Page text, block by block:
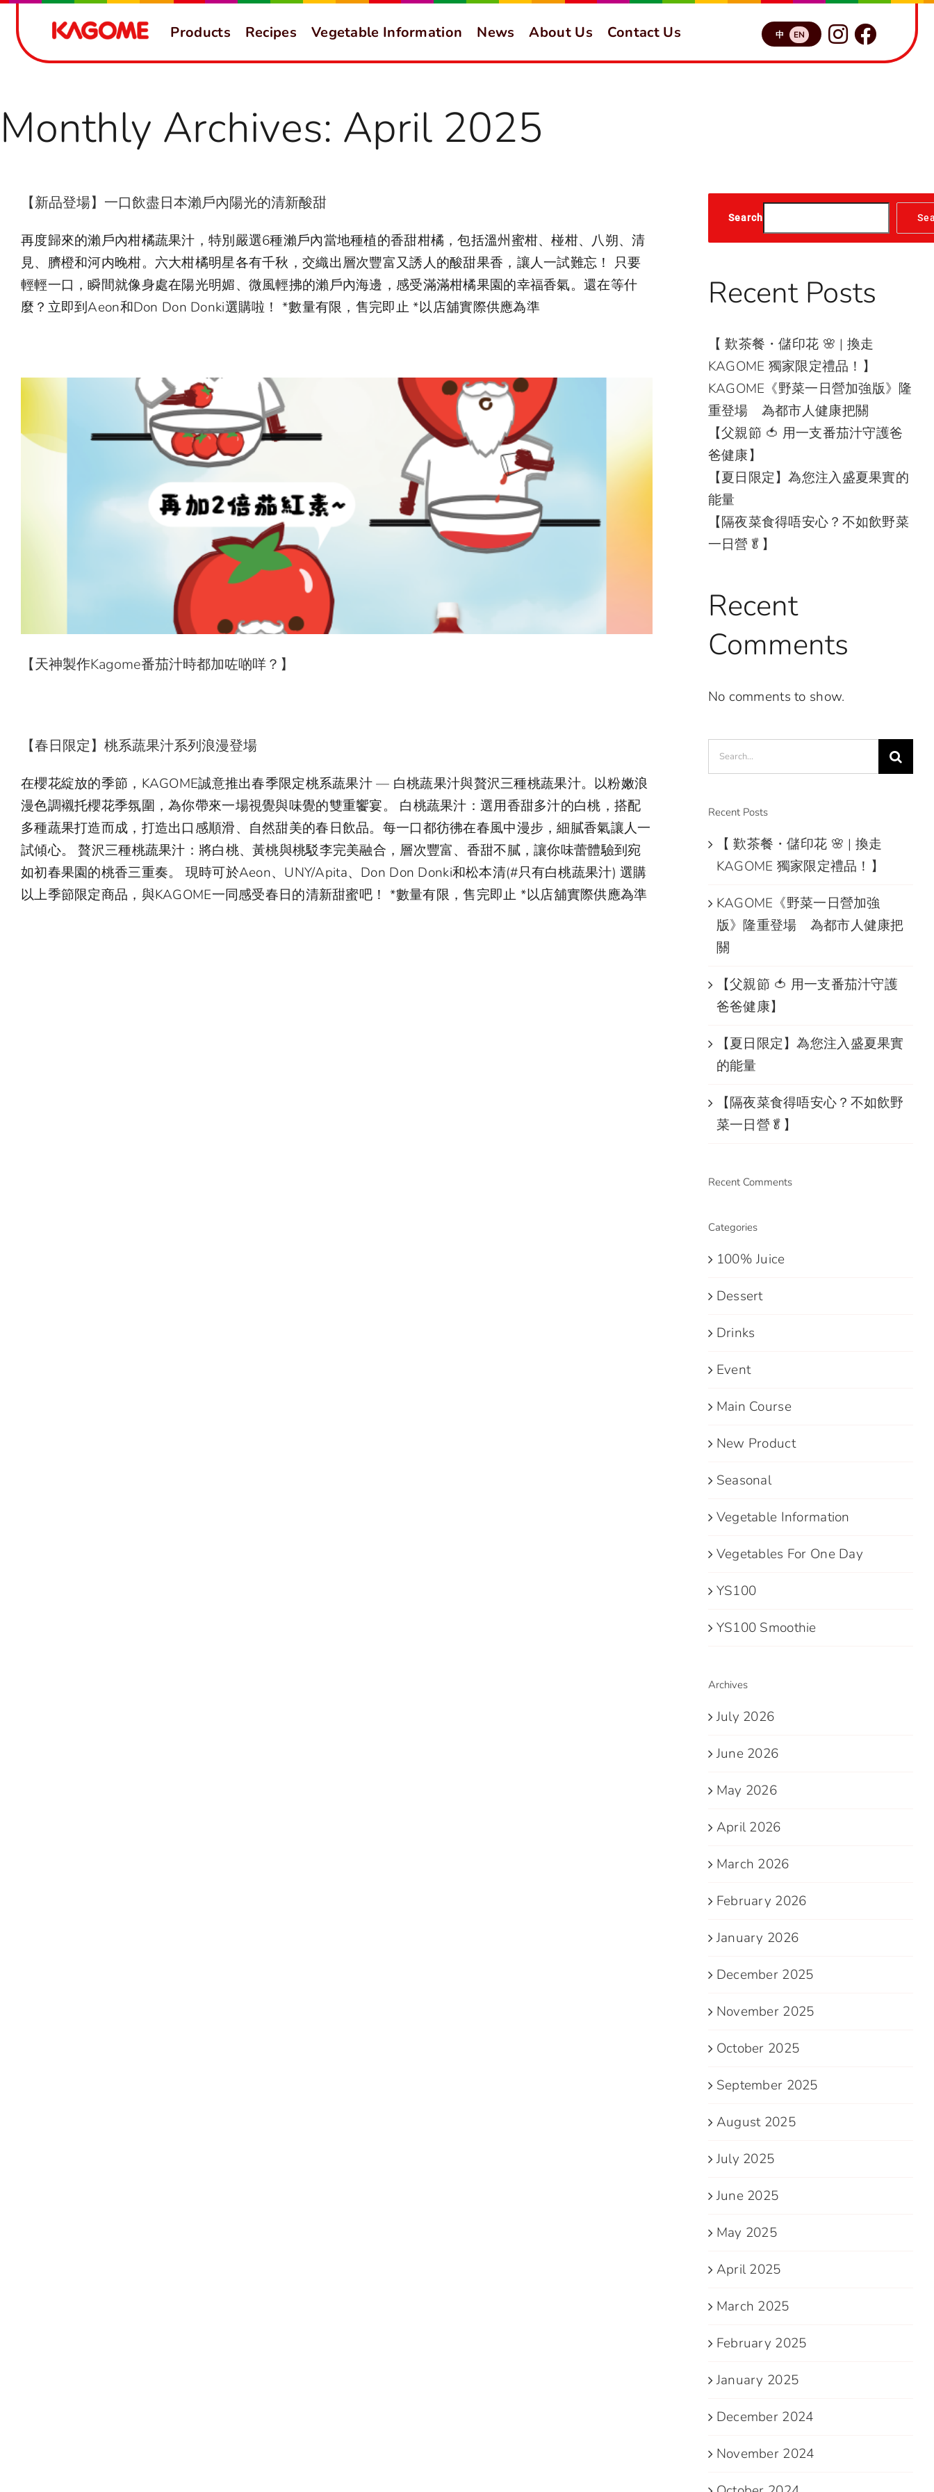
content
Products Recipes Vegetable Information News About Us Contact Us 中 EN
Monthly Archives: April 2025
【新品登場】一口飲盡日本瀨戶內陽光的清新酸甜
再度歸來的瀨戶內柑橘蔬果汁，特別嚴選6種瀨戶內當地種植的香甜柑橘，包括溫州蜜柑、椪柑、八朔、清
見、臍橙和河内晚柑。六大柑橘明星各有千秋，交織出層次豐富又誘人的酸甜果香，讓人一試難忘！ 只要
輕輕一口，瞬間就像身處在陽光明媚、微風輕拂的瀨戶內海邊，感受滿滿柑橘果園的幸福香氣。還在等什
麼？立即到Aeon和Don Don Donki選購啦！ *數量有限，售完即止 *以店舖實際供應為準
【天神製作Kagome番茄汁時都加咗啲咩？】
【天神製作Kagome番茄汁時都加咗啲咩？】
【春日限定】桃系蔬果汁系列浪漫登場
在櫻花綻放的季節，KAGOME誠意推出春季限定桃系蔬果汁 — 白桃蔬果汁與贅沢三種桃蔬果汁。以粉嫩浪
漫色調襯托櫻花季氛圍，為你帶來一場視覺與味覺的雙重饗宴。 白桃蔬果汁：選用香甜多汁的白桃，搭配
多種蔬果打造而成，打造出口感順滑、自然甜美的春日飲品。每一口都彷彿在春風中漫步，細膩香氣讓人一
試傾心。 贅沢三種桃蔬果汁：將白桃、黃桃與桃駁李完美融合，層次豐富、香甜不膩，讓你味蕾體驗到宛
如初春果園的桃香三重奏。 現時可於Aeon、UNY/Apita、Don Don Donki和松本清(#只有白桃蔬果汁) 選購
以上季節限定商品，與KAGOME一同感受春日的清新甜蜜吧！ *數量有限，售完即止 *以店舖實際供應為準
Search
Recent Posts
【 歎茶餐・儲印花 🌸 | 換走
KAGOME 獨家限定禮品！】
KAGOME《野菜一日營加強版》隆
重登場 為都市人健康把關
【父親節 🍅 用一支番茄汁守護爸
爸健康】
【夏日限定】為您注入盛夏果實的
能量
【隔夜菜食得唔安心？不如飲野菜
一日營🥬】
Recent
Comments
No comments to show.
Search
for:
Recent Posts
【 歎茶餐・儲印花 🌸 | 換走
KAGOME 獨家限定禮品！】
KAGOME《野菜一日營加強
版》隆重登場 為都市人健康把
關
【父親節 🍅 用一支番茄汁守護
爸爸健康】
【夏日限定】為您注入盛夏果實
的能量
【隔夜菜食得唔安心？不如飲野
菜一日營🥬】
Recent Comments
Categories
100% Juice
Dessert
Drinks
Event
Main Course
New Product
Seasonal
Vegetable Information
Vegetables For One Day
YS100
YS100 Smoothie
Archives
July 2026
June 2026
May 2026
April 2026
March 2026
February 2026
January 2026
December 2025
November 2025
October 2025
September 2025
August 2025
July 2025
June 2025
May 2025
April 2025
March 2025
February 2025
January 2025
December 2024
November 2024